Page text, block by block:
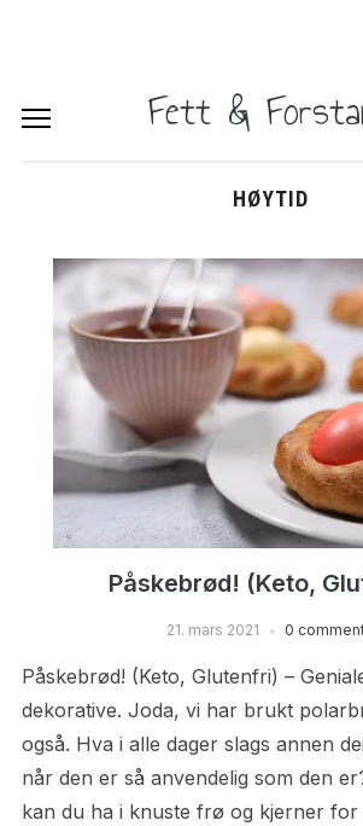
Fett &
HØYTID
Påskebrød! (Keto,
21. mars 2021 0
Påskebrød! (Keto, Glutenfri) –
dekorative. Joda, vi har brukt
også. Hva i alle dager slags annen
når den er så anvendelig som den
kan du ha i knuste frø og kjerner